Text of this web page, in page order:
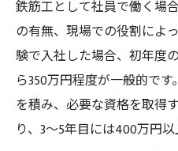
鉄筋工として社員で働く場
の有無、現場での役割によ
験で入社した場合、初年度
ら350万円程度が一般的で
を積み、必要な資格を取得
り、3～5年目には400万円